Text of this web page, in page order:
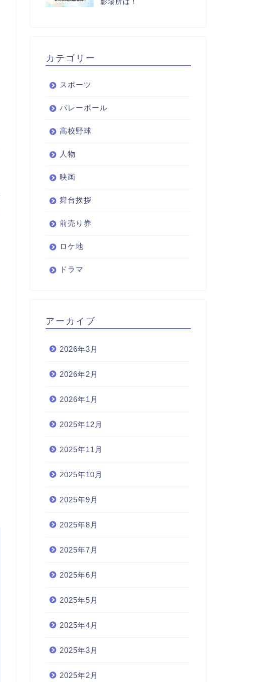
影場所は！
カテゴリー
スポーツ
バレーボール
高校野球
人物
映画
舞台挨拶
前売り券
ロケ地
ドラマ
アーカイブ
2026年3月
2026年2月
2026年1月
2025年12月
2025年11月
2025年10月
2025年9月
2025年8月
2025年7月
2025年6月
2025年5月
2025年4月
2025年3月
2025年2月